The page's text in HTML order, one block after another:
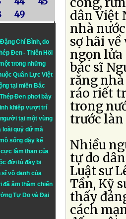
49
Chí Bình, do
Đen- Thiên Hồi
trong những
Quân Lực Việt
tại miền Bắc
Đen phơi bày
khiếp vượt trí
tại một vùng
loài quỷ dữ mà
sống dậy kể
lầm than của
đời tù đày bi
vô danh của
đã âm thầm chiến
Tự DovàĐại
dân Việt
nhà
sợ hãi
ngọn lửa
bác sĩ
rằng
ráo riết
trong
trước làn
Nhiều
tự do
Luật sư
Tần, Kỹ
thấy
cách